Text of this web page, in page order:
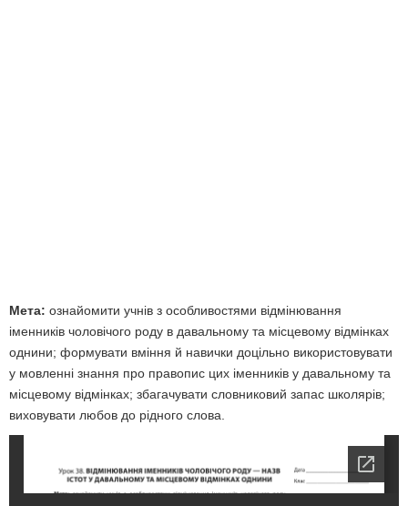
Мета: ознайомити учнів з особливостями відмінювання
іменників чоловічого роду в давальному та місцевому відмінках
однини; формувати вміння й навички доцільно використовувати
у мовленні знання про правопис цих іменників у давальному та
місцевому відмінках; збагачувати словниковий запас школярів;
виховувати любов до рідного слова.